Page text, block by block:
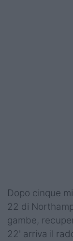
Dopo cinque
22 di
gambe,
22' arriva il